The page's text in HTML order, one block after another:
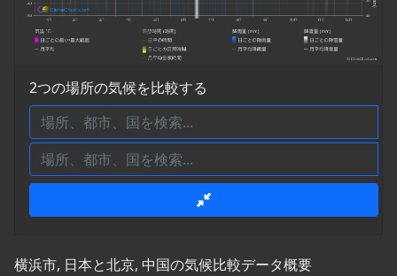
2つの場所の気候を比較する
横浜市, 日本と北京, 中国の気候比較データ概要